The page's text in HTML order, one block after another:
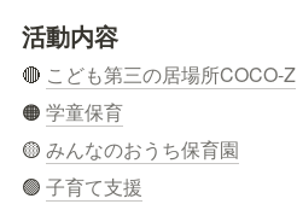
活動内容
🔴 こども第三の居場所COCO-Z
🟠 学童保育
🟡 みんなのおうち保育園
🟢 子育て支援